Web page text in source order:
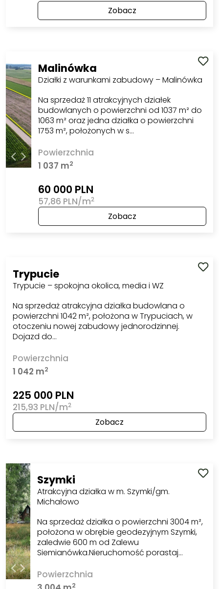
Zobacz
Malinówka
Działki z warunkami zabudowy – Malinówka
Na sprzedaż 11 atrakcyjnych działek
budowlanych o powierzchni od 1037 m² do
1063 m² oraz jedna działka o powierzchni
1753 m², położonych w s…
Powierzchnia
1 037 m2
60 000 PLN
57,86 PLN/m2
Zobacz
Trypucie
Trypucie – spokojna okolica, media i WZ
Na sprzedaż atrakcyjna działka budowlana o
powierzchni 1042 m², położona w Trypuciach, w
otoczeniu nowej zabudowy jednorodzinnej.
Dojazd do…
Powierzchnia
1 042 m2
225 000 PLN
215,93 PLN/m2
Zobacz
Szymki
Atrakcyjna działka w m. Szymki/gm.
Michałowo
Na sprzedaż działka o powierzchni 3004 m²,
położona w obrębie geodezyjnym Szymki,
zaledwie 600 m od Zalewu
Siemianówka.Nieruchomość porastaj…
Powierzchnia
2